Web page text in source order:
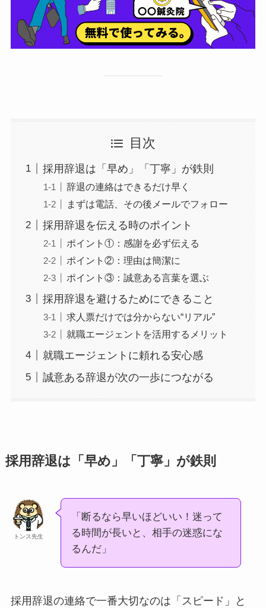
目次
採用辞退は「早め」「丁寧」が鉄則
辞退の連絡はできるだけ早く
まずは電話、その後メールでフォロー
採用辞退を伝える時のポイント
ポイント①：感謝を必ず伝える
ポイント②：理由は簡潔に
ポイント③：誠意ある言葉を選ぶ
採用辞退を避けるためにできること
求人票だけでは分からない“リアル”
就職エージェントを活用するメリット
就職エージェントに頼れる安心感
誠意ある辞退が次の一歩につながる
採用辞退は「早め」「丁寧」が鉄則
トンス先生
「断るなら早いほどいい！迷って
る時間が長いと、相手の迷惑にな
るんだ」
採用辞退の連絡で一番大切なのは「スピード」と